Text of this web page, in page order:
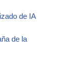
de IA
de la